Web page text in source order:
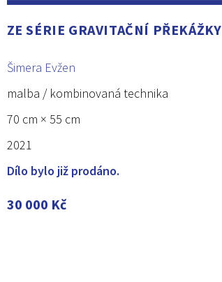
ZE SÉRIE GRAVITAČNÍ PŘEKÁŽKY
Šimera Evžen
malba / kombinovaná technika
70 cm × 55 cm
2021
Dílo bylo již prodáno.
30 000 Kč